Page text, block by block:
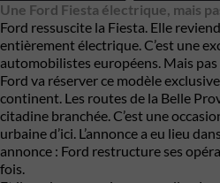
Une Ford Fiesta électrique, mais
Ford ressuscite la Fiesta. Elle
entièrement électrique. C’est une
automobilistes européens. Mais
Ford va réserver ce modèle
continent. Les routes de la Belle
citadine branchée. C’est une
urbaine d’ici. L’annonce a eu lieu
annonce : Ford restructure ses
fois.